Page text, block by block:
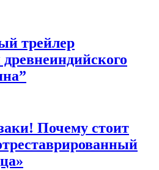
трейлер
Почему стоит